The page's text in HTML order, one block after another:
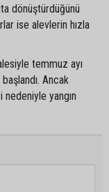
dönüştürdüğünü
ise alevlerin hızla
temmuz ayı
Ancak
nedeniyle yangın